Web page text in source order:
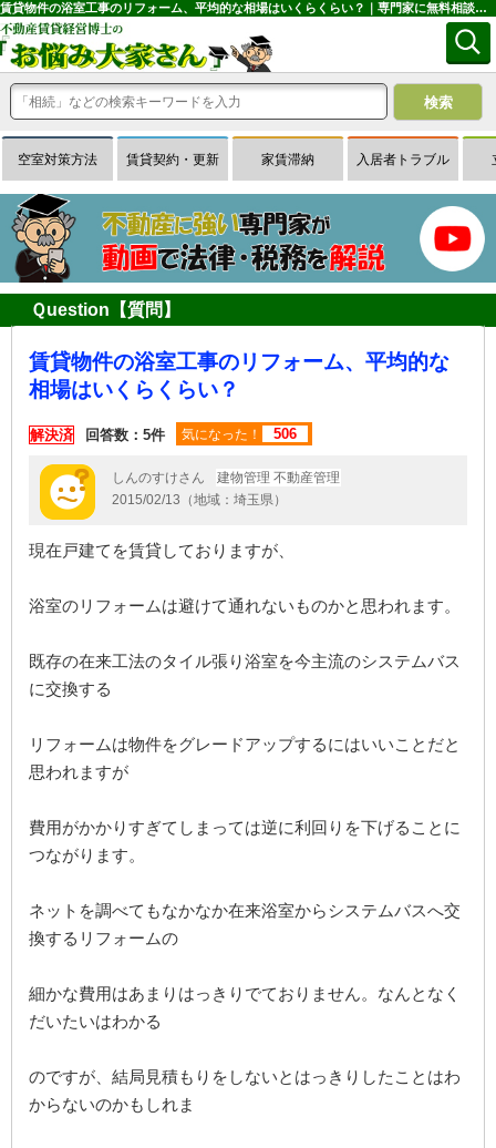
賃貸物件の浴室工事のリフォーム、平均的な相場はいくらくらい？｜専門家に無料相談できる賃貸経営Ｑ＆Ａサイトはお悩み大家さん
空室対策方法 賃貸契約・更新 家賃滞納 入居者トラブル
Ｑuestion【質問】
賃貸物件の浴室工事のリフォーム、平均的な
相場はいくらくらい？
解決済 回答数：5件 気になった！ 506
しんのすけさん
建物管理 不動産管理
2015/02/13（地域：埼玉県）
現在戸建てを賃貸しておりますが、
浴室のリフォームは避けて通れないものかと思われます。
既存の在来工法のタイル張り浴室を今主流のシステムバス
に交換する
リフォームは物件をグレードアップするにはいいことだと
思われますが
費用がかかりすぎてしまっては逆に利回りを下げることに
つながります。
ネットを調べてもなかなか在来浴室からシステムバスへ交
換するリフォームの
細かな費用はあまりはっきりでておりません。なんとなく
だいたいはわかる
のですが、結局見積もりをしないとはっきりしたことはわ
からないのかもしれま